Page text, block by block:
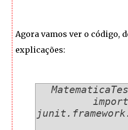
Agora vamos ver o código,
explicações:
import